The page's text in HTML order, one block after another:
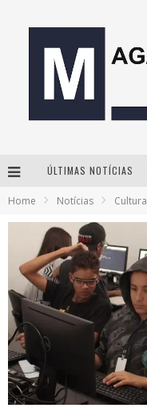
ÚLTIMAS NOTÍCIAS
Home Notícias Cultura